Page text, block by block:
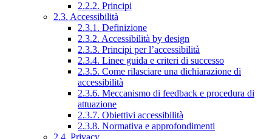
2.2.2. Principi
2.3. Accessibilità
2.3.1. Definizione
2.3.2. Accessibilità by design
2.3.3. Principi per l’accessibilità
2.3.4. Linee guida e criteri di successo
2.3.5. Come rilasciare una dichiarazione di
accessibilità
2.3.6. Meccanismo di feedback e procedura di
attuazione
2.3.7. Obiettivi accessibilità
2.3.8. Normativa e approfondimenti
2.4. Privacy